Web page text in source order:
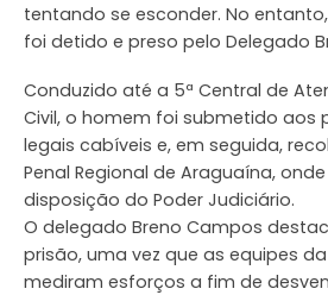
tentando se esconder. No
foi detido e preso pelo Delegado
Conduzido até a 5ª Central de
Civil, o homem foi submetido aos
legais cabíveis e, em seguida,
Penal Regional de Araguaína,
disposição do Poder Judiciário.
O delegado Breno Campos
prisão, uma vez que as equipes da
mediram esforços a fim de